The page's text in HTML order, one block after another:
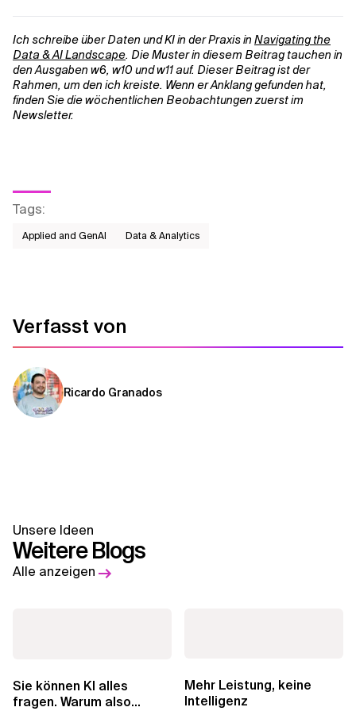
Ich schreibe über Daten und KI in der Praxis in Navigating the
Data & AI Landscape. Die Muster in diesem Beitrag tauchen in
den Ausgaben w6, w10 und w11 auf. Dieser Beitrag ist der
Rahmen, um den ich kreiste. Wenn er Anklang gefunden hat,
finden Sie die wöchentlichen Beobachtungen zuerst im
Newsletter.
Tags:
Applied and GenAI Data & Analytics
Verfasst von
Ricardo Granados
Unsere Ideen
Weitere Blogs
Alle anzeigen
Sie können KI alles
fragen. Warum also
Mehr Leistung, keine
Intelligenz